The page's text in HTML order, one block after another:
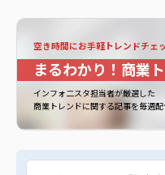
空き時間にお手軽トレンドチェ
まるわかり！商業
インフォ二スタ担当者が厳選した
商業トレンドに関する記事を毎週配